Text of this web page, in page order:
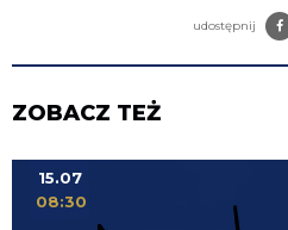
udostępnij
ZOBACZ TEŻ
15.07
08:30